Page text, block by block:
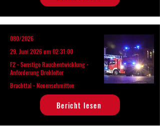
080/2026
29. Juni 2026 um 02:31:00
F2 - Sonstige Rauchentwicklung -
Anforderung Drehleiter
Brachttal - Neuenschmitten
Bericht lesen